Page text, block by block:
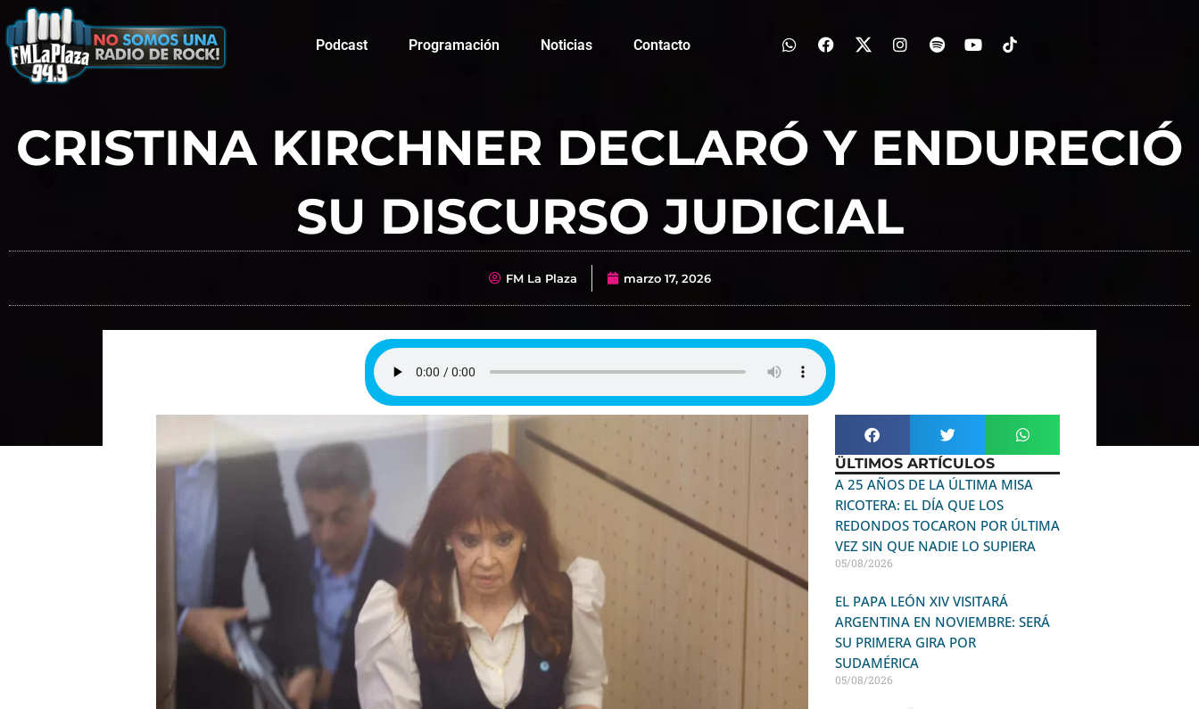
Podcast Programación Noticias Contacto
CRISTINA KIRCHNER DECLARÓ Y ENDURECIÓ
SU DISCURSO JUDICIAL
FM La Plaza marzo 17, 2026
ÜLTIMOS ARTÍCULOS
A 25 AÑOS DE LA ÚLTIMA MISA
RICOTERA: EL DÍA QUE LOS
REDONDOS TOCARON POR ÚLTIMA
VEZ SIN QUE NADIE LO SUPIERA
05/08/2026
EL PAPA LEÓN XIV VISITARÁ
ARGENTINA EN NOVIEMBRE: SERÁ
SU PRIMERA GIRA POR
SUDAMÉRICA
05/08/2026